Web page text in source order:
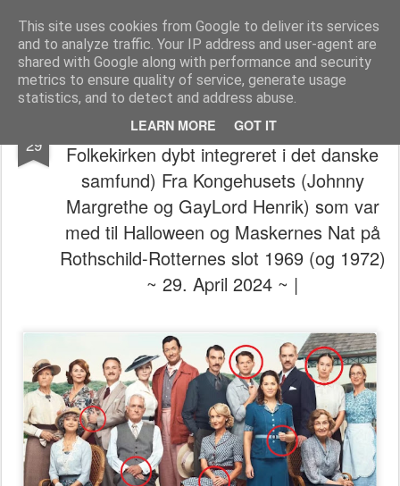
This site uses cookies from Google to deliver its services
and to analyze traffic. Your IP address and user-agent are
shared with Google along with performance and security
metrics to ensure quality of service, generate usage
statistics, and to detect and address abuse.
LEARN MORE GOT IT
The universe is eternal, infinite and vibrant, a conscious cosmos
Pages
29
👁️⃤𓂀🎭🤝💀 (Frimureriet er som
Folkekirken dybt integreret i det danske
samfund) Fra Kongehusets (Johnny
Margrethe og GayLord Henrik) som var
med til Halloween og Maskernes Nat på
Rothschild-Rotternes slot 1969 (og 1972)
~ 29. April 2024 ~ |